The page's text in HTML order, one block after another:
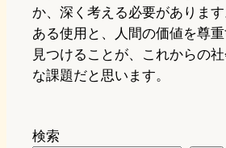
か、深く考える必要がありま
ある使用と、人間の価値を尊
見つけることが、これからの
な課題だと思います。
検索